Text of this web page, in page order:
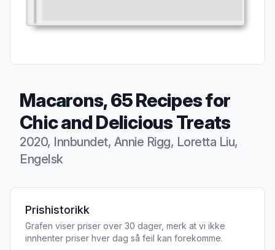
Macarons, 65 Recipes for
Chic and Delicious Treats
2020, Innbundet, Annie Rigg, Loretta Liu,
Engelsk
Produktbeskrivelse
Prishistorikk
Grafen viser priser over 30 dager, merk at vi ikke
innhenter priser hver dag så feil kan forekomme.